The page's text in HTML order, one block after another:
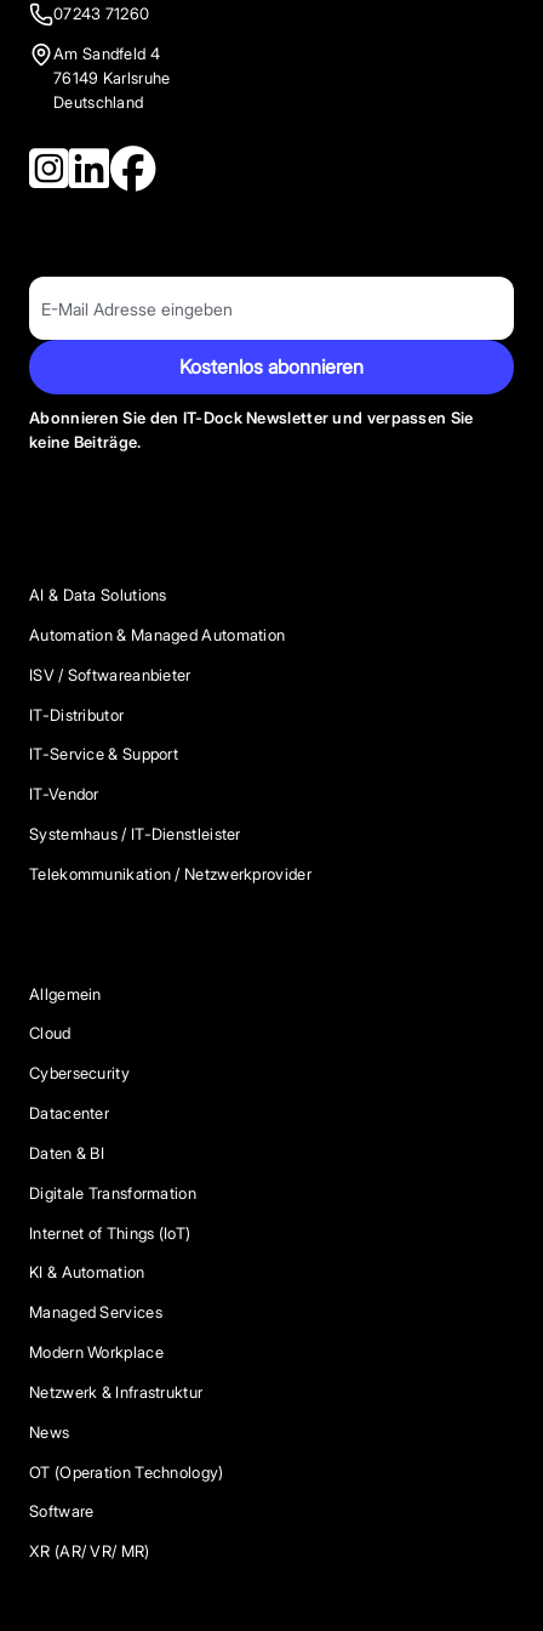
07243 71260
Am Sandfeld 4
76149 Karlsruhe
Deutschland
Kostenlos abonnieren
Abonnieren Sie den IT-Dock Newsletter und verpassen Sie
keine Beiträge.
AI & Data Solutions
Automation & Managed Automation
ISV / Softwareanbieter
IT-Distributor
IT-Service & Support
IT-Vendor
Systemhaus / IT-Dienstleister
Telekommunikation / Netzwerkprovider
Allgemein
Cloud
Cybersecurity
Datacenter
Daten & BI
Digitale Transformation
Internet of Things (IoT)
KI & Automation
Managed Services
Modern Workplace
Netzwerk & Infrastruktur
News
OT (Operation Technology)
Software
XR (AR/ VR/ MR)